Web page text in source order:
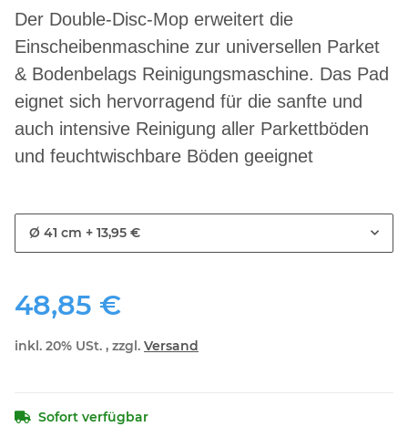
Der Double-Disc-Mop erweitert die
Einscheibenmaschine zur universellen Parket
& Bodenbelags Reinigungsmaschine. Das Pad
eignet sich hervorragend für die sanfte und
auch intensive Reinigung aller Parkettböden
und feuchtwischbare Böden geeignet
Ø 41 cm + 13,95 €
48,85 €
inkl. 20% USt. , zzgl. Versand
Sofort verfügbar